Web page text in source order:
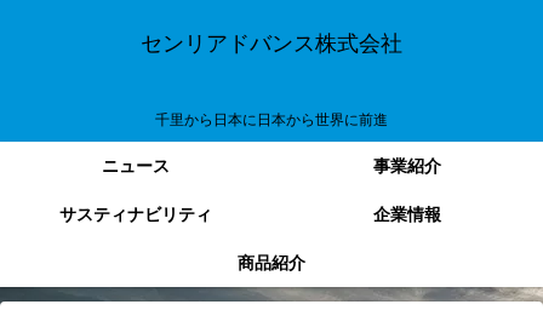
センリアドバンス株式会社
千里から日本に日本から世界に前進
ニュース 事業紹介
サスティナビリティ 企業情報
商品紹介